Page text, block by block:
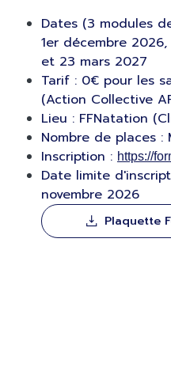
Dates (3 modules
1er décembre
et 23 mars 2027
Tarif : 0€ pour les
(Action Collective
Lieu : FFNatation
Nombre de places :
Inscription : https://
Date limite
novembre 2026
Plaquette